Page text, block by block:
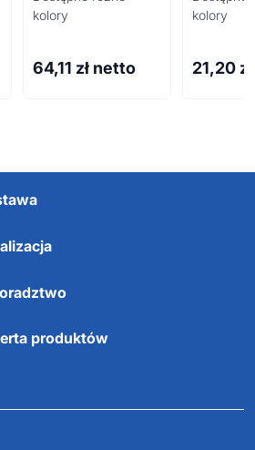
kolory
64,11 zł netto
kolory
21,20
produktów